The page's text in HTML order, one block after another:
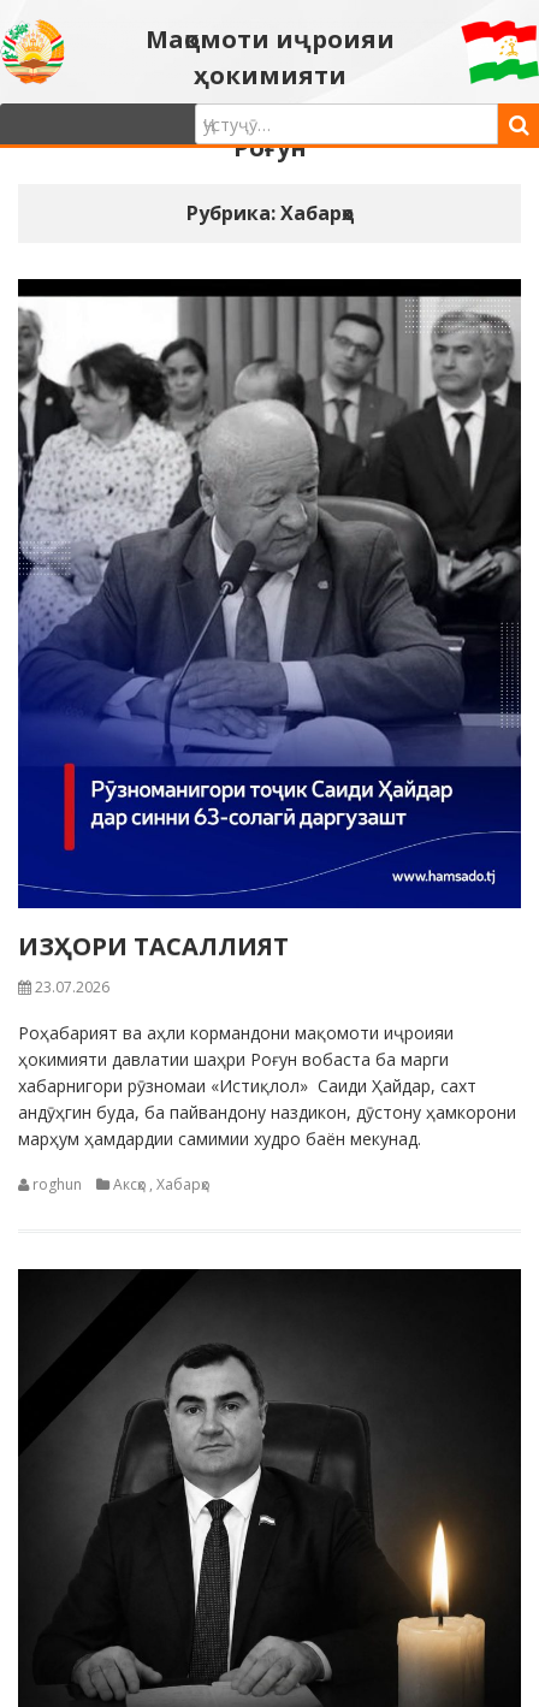
Мақомоти иҷроияи
ҳокимияти
давлатии шаҳри
Роғун
Рубрика: Хабарҳо
ИЗҲОРИ ТАСАЛЛИЯТ
23.07.2026
Роҳабарият ва аҳли кормандони мақомоти иҷроияи
ҳокимияти давлатии шаҳри Роғун вобаста ба марги
хабарнигори рӯзномаи «Истиқлол» Саиди Ҳайдар, сахт
андӯҳгин буда, ба пайвандону наздикон, дӯстону ҳамкорони
марҳум ҳамдардии самимии худро баён мекунад.
roghun Аксҳо , Хабарҳо